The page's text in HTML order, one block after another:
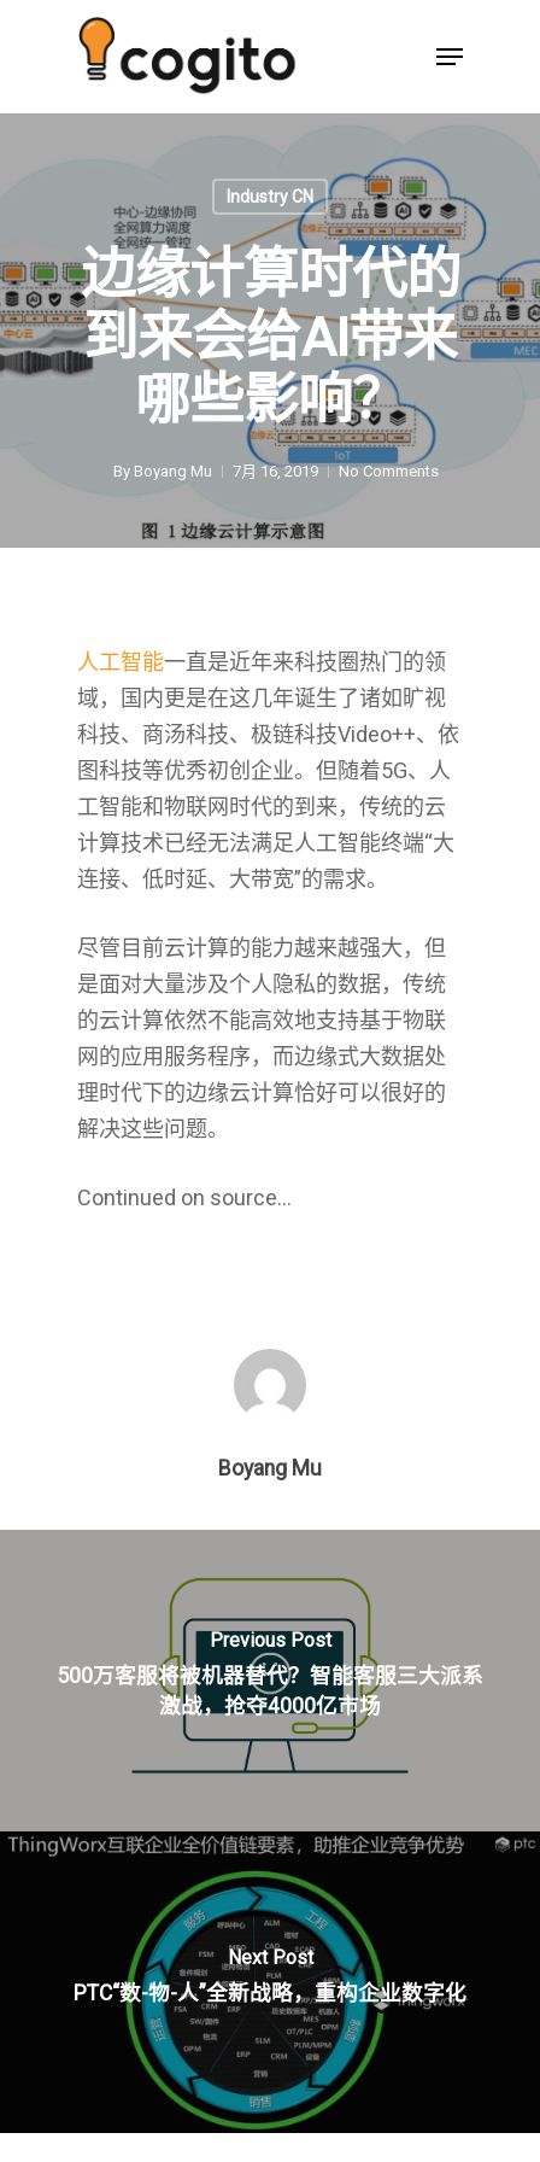
Industry CN
边缘计算时代的
到来会给AI带来
哪些影响？
By Boyang Mu 7月 16, 2019 No Comments
人工智能一直是近年来科技圈热门的领
域，国内更是在这几年诞生了诸如旷视
科技、商汤科技、极链科技Video++、依
图科技等优秀初创企业。但随着5G、人
工智能和物联网时代的到来，传统的云
计算技术已经无法满足人工智能终端“大
连接、低时延、大带宽”的需求。
尽管目前云计算的能力越来越强大，但
是面对大量涉及个人隐私的数据，传统
的云计算依然不能高效地支持基于物联
网的应用服务程序，而边缘式大数据处
理时代下的边缘云计算恰好可以很好的
解决这些问题。
Continued on source…
Boyang Mu
Previous Post
500万客服将被机器替代？智能客服三大派系
激战，抢夺4000亿市场
Next Post
PTC“数-物-人”全新战略，重构企业数字化
HOME CN
关于我们
咨询服务
新闻
联系我们
附属机构